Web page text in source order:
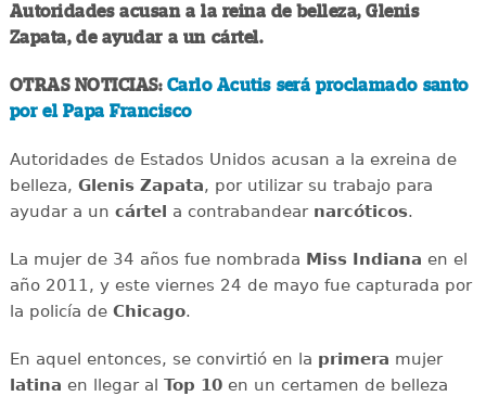
Autoridades acusan a la reina de belleza, Glenis
Zapata, de ayudar a un cártel.
OTRAS NOTICIAS: Carlo Acutis será proclamado santo
por el Papa Francisco
Autoridades de Estados Unidos acusan a la exreina de
belleza, Glenis Zapata, por utilizar su trabajo para
ayudar a un cártel a contrabandear narcóticos.
La mujer de 34 años fue nombrada Miss Indiana en el
año 2011, y este viernes 24 de mayo fue capturada por
la policía de Chicago.
En aquel entonces, se convirtió en la primera mujer
latina en llegar al Top 10en un certamen de belleza